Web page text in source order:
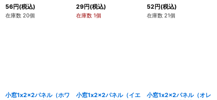
56円(税込)
在庫数 20個
29円(税込)
在庫数 1個
52円(税込)
在庫数 21個
小窓1x2x2パネル（ホワ
小窓1x2x2パネル（イエ
小窓1x2x2パネル（オレ